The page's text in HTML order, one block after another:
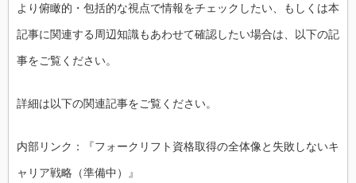
より俯瞰的・包括的な視点で情報をチェックしたい、もしくは本
記事に関連する周辺知識もあわせて確認したい場合は、以下の記
事をご覧ください。
詳細は以下の関連記事をご覧ください。
内部リンク：『フォークリフト資格取得の全体像と失敗しないキ
ャリア戦略（準備中）』